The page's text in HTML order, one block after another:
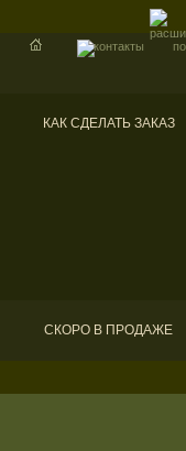
КАК СДЕЛАТЬ ЗАКАЗ
СКОРО В ПРОДАЖЕ